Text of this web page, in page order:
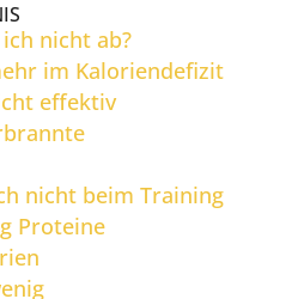
nicht ab?
im Kaloriendefizit
effektiv
nicht beim Training
Proteine